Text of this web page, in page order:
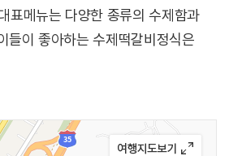
표메뉴는 다양한 종류의 수제함과
들이 좋아하는 수제떡갈비정식은